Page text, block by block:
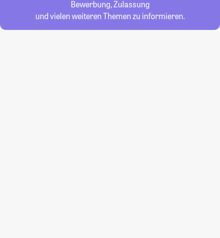
Bewerbung, Zulassung
und vielen weiteren Themen zu informieren.